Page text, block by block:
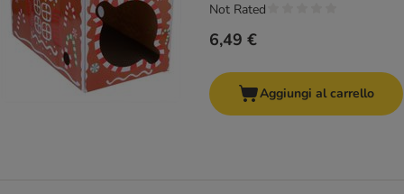
6,49 €
Not Rated
Aggiungi al carrello